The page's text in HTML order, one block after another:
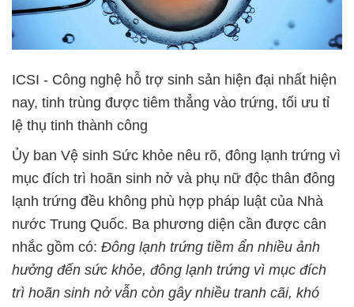
ICSI - Công nghệ hỗ trợ sinh sản hiện đại nhất hiện
nay, tinh trùng được tiêm thẳng vào trứng, tối ưu tỉ
lệ thụ tinh thành công
Ủy ban Vệ sinh Sức khỏe nêu rõ, đông lạnh trứng vì
mục đích trì hoãn sinh nở và phụ nữ độc thân đông
lạnh trứng đều không phù hợp pháp luật của Nhà
nước Trung Quốc. Ba phương diện cần được cân
nhắc gồm có: Đông lạnh trứng tiềm ẩn nhiều ảnh
hưởng đến sức khỏe, đông lạnh trứng vì mục đích
trì hoãn sinh nở vẫn còn gây nhiều tranh cãi, khó